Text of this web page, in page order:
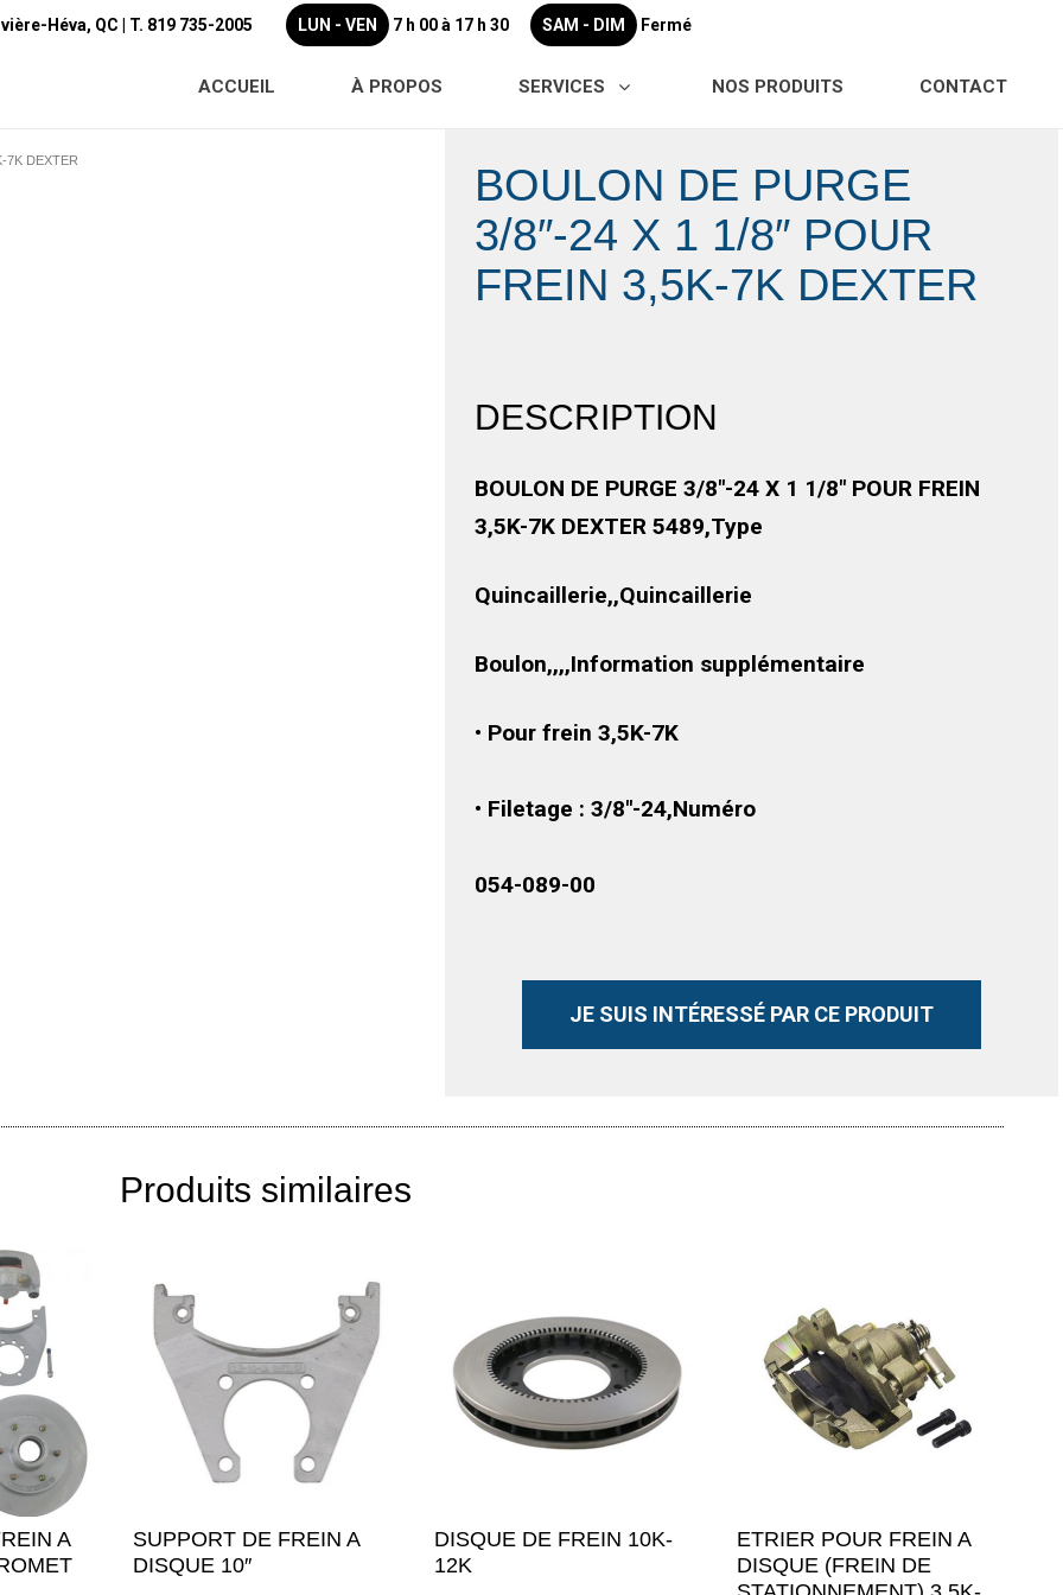
Héva, QC | T. 819 735-2005 LUN - VEN 7 h 00 à 17 h 30 SAM - DIM Fermé
ACCUEIL À PROPOS SERVICES NOS PRODUITS CONTACT
7K DEXTER
BOULON DE PURGE
3/8″-24 X 1 1/8″ POUR
FREIN 3,5K-7K DEXTER
DESCRIPTION
BOULON DE PURGE 3/8″-24 X 1 1/8″ POUR FREIN
3,5K-7K DEXTER 5489,Type
Quincaillerie,,Quincaillerie
Boulon,,,,Information supplémentaire
• Pour frein 3,5K-7K
• Filetage : 3/8″-24,Numéro
054-089-00
JE SUIS INTÉRESSÉ PAR CE PRODUIT
Produits similaires
A
SUPPORT DE FREIN A
DISQUE 10″
DISQUE DE FREIN 10K-
12K
ETRIER POUR FREIN A
DISQUE (FREIN DE